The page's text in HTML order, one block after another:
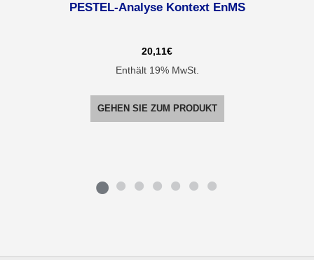
PESTEL-Analyse Kontext EnMS
20,11€
Enthält 19% MwSt.
GEHEN SIE ZUM PRODUKT